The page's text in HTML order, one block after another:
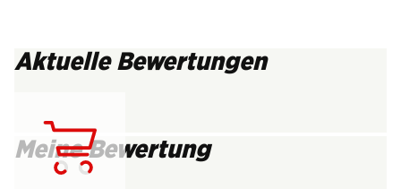
Aktuelle Bewertungen
Meine Bewertung